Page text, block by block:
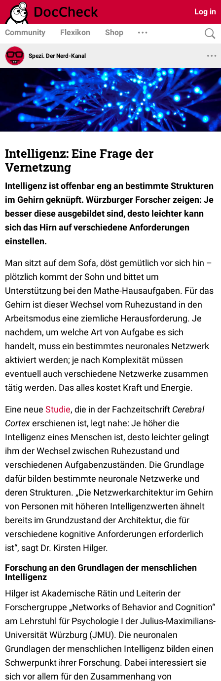
Log in
Community Flexikon Shop
Spezi. Der Nerd-Kanal
Intelligenz: Eine Frage der
Vernetzung
Intelligenz ist offenbar eng an bestimmte Strukturen
im Gehirn geknüpft. Würzburger Forscher zeigen: Je
besser diese ausgebildet sind, desto leichter kann
sich das Hirn auf verschiedene Anforderungen
einstellen.
Man sitzt auf dem Sofa, döst gemütlich vor sich hin –
plötzlich kommt der Sohn und bittet um
Unterstützung bei den Mathe-Hausaufgaben. Für das
Gehirn ist dieser Wechsel vom Ruhezustand in den
Arbeitsmodus eine ziemliche Herausforderung. Je
nachdem, um welche Art von Aufgabe es sich
handelt, muss ein bestimmtes neuronales Netzwerk
aktiviert werden; je nach Komplexität müssen
eventuell auch verschiedene Netzwerke zusammen
tätig werden. Das alles kostet Kraft und Energie.
Eine neue Studie, die in der Fachzeitschrift Cerebral
Cortexerschienen ist, legt nahe: Je höher die
Intelligenz eines Menschen ist, desto leichter gelingt
ihm der Wechsel zwischen Ruhezustand und
verschiedenen Aufgabenzuständen. Die Grundlage
dafür bilden bestimmte neuronale Netzwerke und
deren Strukturen. „Die Netzwerkarchitektur im Gehirn
von Personen mit höheren Intelligenzwerten ähnelt
bereits im Grundzustand der Architektur, die für
verschiedene kognitive Anforderungen erforderlich
ist“, sagt Dr. Kirsten Hilger.
Forschung an den Grundlagen der menschlichen
Intelligenz
Hilger ist Akademische Rätin und Leiterin der
Forschergruppe „Networks of Behavior and Cognition“
am Lehrstuhl für Psychologie I der Julius-Maximilians-
Universität Würzburg (JMU). Die neuronalen
Grundlagen der menschlichen Intelligenz bilden einen
Schwerpunkt ihrer Forschung. Dabei interessiert sie
sich vor allem für den Zusammenhang von